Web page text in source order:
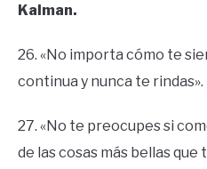
Kalman.
26. «No importa cómo te
continua y nunca te rindas».
27. «No te preocupes si
de las cosas más bellas que